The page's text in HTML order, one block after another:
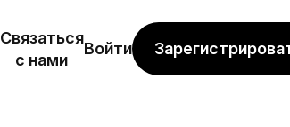
Связаться
с нами
Войти